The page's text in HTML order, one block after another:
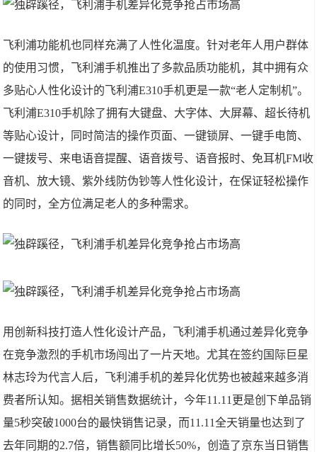
飞利浦功能机也同样充满了人性化温度。针对老年人用户群体
的使用习惯，飞利浦手机推出了多款品质功能机，其中拥有众
多贴心人性化设计的飞利浦E310手机更是一款“老人定制机”。
飞利浦E310手机除了拥有大键盘、大字体、大屏幕、超长待机
等贴心设计，同时简洁的操作页面、一键锁屏、一键手电筒、
一键拨号、来电语音提醒、语音拨号、语音报时、免耳机FM收
音机、放大镜、紫外线防伪钞等人性化设计，在保证轻松操作
的同时，全方位满足老人的多种需求。
用创新科技打造人性化设计产品，飞利浦手机通过差异化竞争
在竞争激烈的手机市场闯出了一片天地。尤其在签约国际巨星
林志玲为代言人后，飞利浦手机的差异化优势也被越来越多消
费者所认知。据相关销售数据统计，今年11.11更是创下单品销
量5秒突破1000台的最快销售记录，而11.11全天销量也达到了
去年同期的2.7倍，销售额同比增长50%，创造了京东当日销售